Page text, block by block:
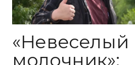
«Невеселый
молочник»: